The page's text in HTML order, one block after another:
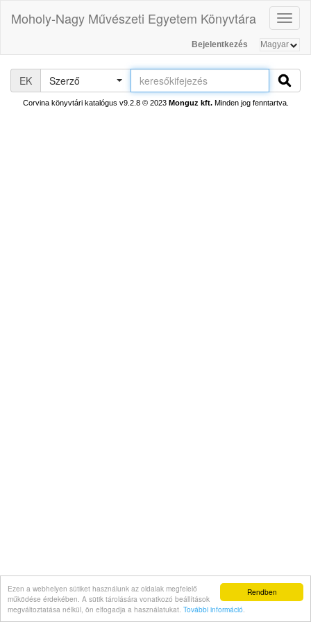
Rendben
Ezen a webhelyen sütiket használunk az oldalak megfelelő
működése érdekében. A sütik tárolására vonatkozó beállítások
megváltoztatása nélkül, ön elfogadja a használatukat. További információ.
Moholy-Nagy Művészeti Egyetem Könyvtára
Bejelentkezés
EK Szerző
Corvina könyvtári katalógus v9.2.8© 2023 Monguz kft.Minden jog fenntartva.